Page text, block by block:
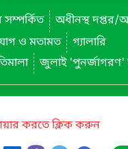
অধীনস্থ দপ্তর/
ও মতামত
গ্যালারি
জুলাই 'পুনর্জাগরণ'
করতে ক্লিক করুন